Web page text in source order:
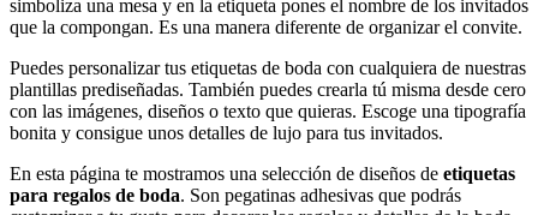
simboliza una mesa y en la etiqueta pones el nombre de los invitados
que la compongan. Es una manera diferente de organizar el convite.
Puedes personalizar tus etiquetas de boda con cualquiera de nuestras
plantillas prediseñadas. También puedes crearla tú misma desde cero
con las imágenes, diseños o texto que quieras. Escoge una tipografía
bonita y consigue unos detalles de lujo para tus invitados.
En esta página te mostramos una selección de diseños de etiquetas
para regalos de boda. Son pegatinas adhesivas que podrás